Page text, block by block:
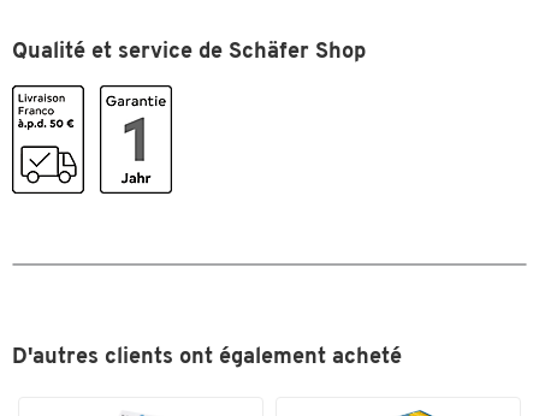
Qualité et service de Schäfer Shop
D'autres clients ont également acheté